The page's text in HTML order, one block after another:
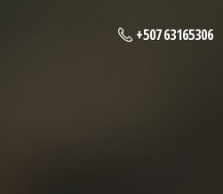
+507 63165306